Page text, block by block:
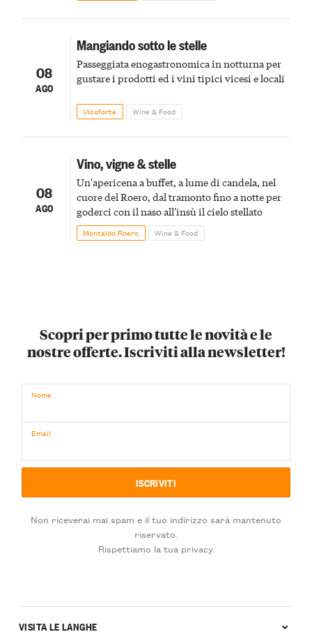
08
AGO
Mangiando sotto le stelle
Passeggiata enogastronomica in notturna per
gustare i prodotti ed i vini tipici vicesi e locali
Vicoforte Wine & Food
08
AGO
Vino, vigne & stelle
Un'apericena a buffet, a lume di candela, nel
cuore del Roero, dal tramonto fino a notte per
goderci con il naso all'insù il cielo stellato
Montaldo Roero Wine & Food
Scopri per primo tutte le novità e le
nostre offerte. Iscriviti alla newsletter!
Nome
Email
Non riceverai mai spam e il tuo indirizzo sarà mantenuto
riservato.
Rispettiamo la tua privacy.
VISITA LE LANGHE